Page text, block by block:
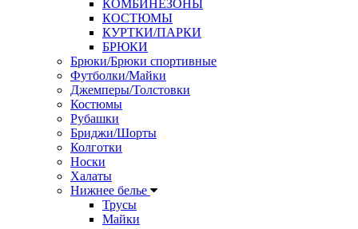
КОМБИНЕЗОНЫ
КОСТЮМЫ
КУРТКИ/ПАРКИ
БРЮКИ
Брюки/Брюки спортивные
Футболки/Майки
Джемперы/Толстовки
Костюмы
Рубашки
Бриджи/Шорты
Колготки
Носки
Халаты
Нижнее белье
Трусы
Майки